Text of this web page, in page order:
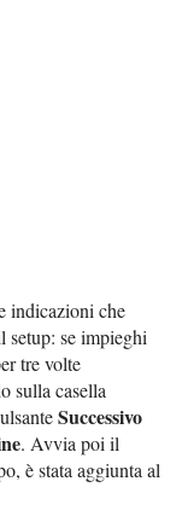
indicazioni che
setup: se impieghi
tre volte
sulla casella
Successivo
. Avvia poi il
è stata aggiunta al